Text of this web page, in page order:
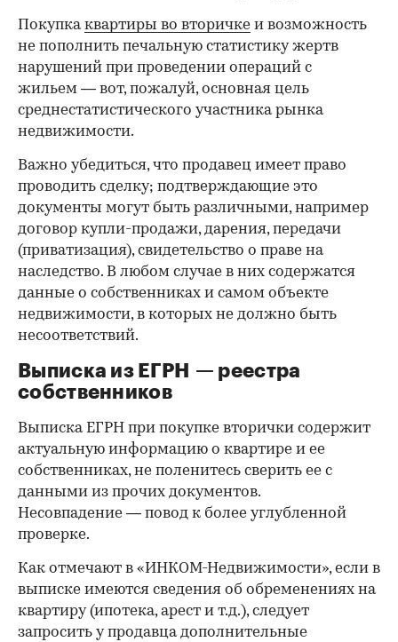
Покупкаквартиры во вторичке и возможность
не пополнить печальную статистику жертв
нарушений при проведении операций с
жильем — вот, пожалуй, основная цель
среднестатистического участника рынка
недвижимости.
Важно убедиться, что продавец имеет право
проводить сделку; подтверждающие это
документы могут быть различными, например
договор купли-продажи, дарения, передачи
(приватизация), свидетельство о праве на
наследство. В любом случае в них содержатся
данные о собственниках и самом объекте
недвижимости, в которых не должно быть
несоответствий.
Выписка из ЕГРН — реестра
собственников
Выписка ЕГРН при покупке вторички содержит
актуальную информацию о квартире и ее
собственниках, не поленитесь сверить ее с
данными из прочих документов.
Несовпадение — повод к более углубленной
проверке.
Как отмечают в «ИНКОМ-Недвижимости», если в
выписке имеются сведения об обременениях на
квартиру (ипотека, арест и т.д.), следует
запросить у продавца дополнительные